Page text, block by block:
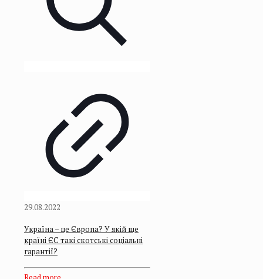
29.08.2022
Україна – це Європа? У якій ще
країні ЄС такі скотські соціальні
гарантії?